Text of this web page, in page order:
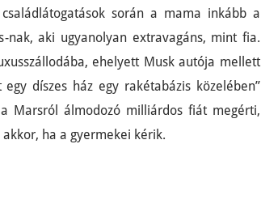
során a mama inkább a
nak, aki ugyanolyan extravagáns, mint fia.
ehelyett Musk autója mellett
díszes ház egy rakétabázis közelében”
Marsról álmodozó milliárdos fiát megérti,
ha a gyermekei kérik.